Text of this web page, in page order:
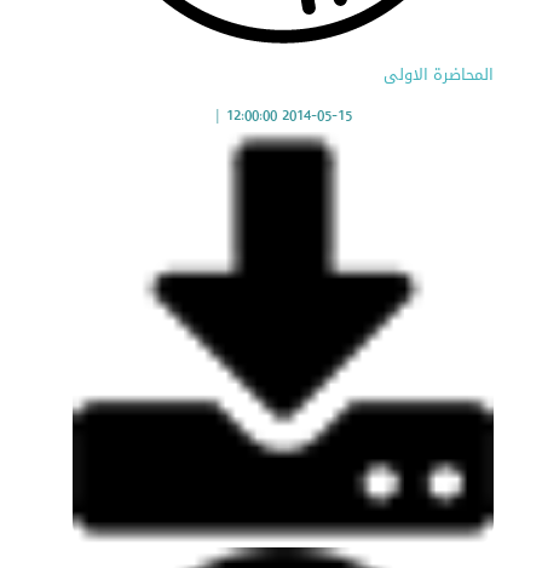
المحاضرة الاولى
2014-05-15 12:00:00
|